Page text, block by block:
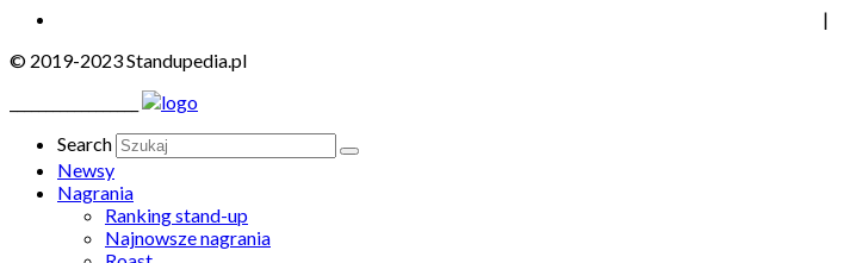
|
© 2019-2023 Standupedia.pl
Search
Newsy
Nagrania
Ranking stand-up
Najnowsze nagrania